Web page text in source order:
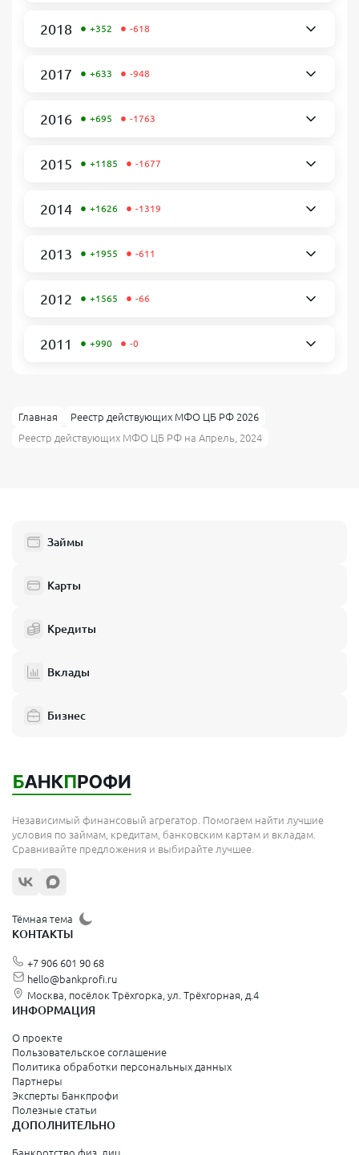
2018 • +352 • -618
2017 • +633 • -948
2016 • +695 • -1763
2015 • +1185 • -1677
2014 • +1626 • -1319
2013 • +1955 • -611
2012 • +1565 • -66
2011 • +990 • -0
Главная
Реестр действующих МФО ЦБ РФ 2026
Реестр действующих МФО ЦБ РФ на Апрель, 2024
Займы
Карты
Кредиты
Вклады
Бизнес
Независимый финансовый агрегатор. Помогаем найти лучшие
условия по займам, кредитам, банковским картам и вкладам.
Сравнивайте предложения и выбирайте лучшее.
Тёмная тема
КОНТАКТЫ
+7 906 601 90 68
hello@bankprofi.ru
Москва, посёлок Трёхгорка, ул. Трёхгорная, д.4
ИНФОРМАЦИЯ
О проекте
Пользовательское соглашение
Политика обработки персональных данных
Партнеры
Эксперты Банкпрофи
Полезные статьи
ДОПОЛНИТЕЛЬНО
Банкротство физ. лиц